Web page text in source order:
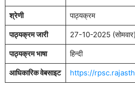
श्रेणी पाठ्यक्रम
पाठ्यक्रम जारी 27-10-2025 (सोमवार)
पाठ्यक्रम भाषा हिन्दी
आधिकारिक वेबसाइट https://